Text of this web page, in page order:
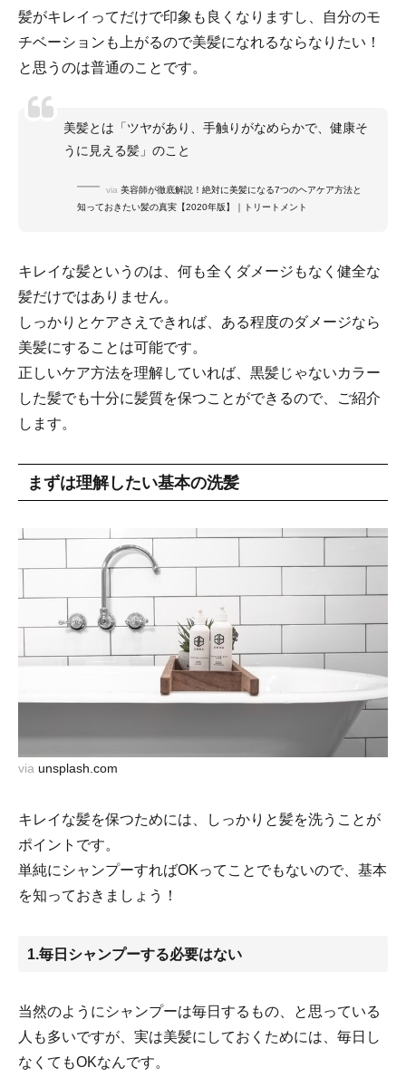
髪がキレイってだけで印象も良くなりますし、自分のモ
チベーションも上がるので美髪になれるならなりたい！
と思うのは普通のことです。
美髪とは「ツヤがあり、手触りがなめらかで、健康そ
うに見える髪」のこと
via 美容師が徹底解説！絶対に美髪になる7つのヘアケア方法と
知っておきたい髪の真実【2020年版】｜トリートメント
キレイな髪というのは、何も全くダメージもなく健全な
髪だけではありません。
しっかりとケアさえできれば、ある程度のダメージなら
美髪にすることは可能です。
正しいケア方法を理解していれば、黒髪じゃないカラー
した髪でも十分に髪質を保つことができるので、ご紹介
します。
まずは理解したい基本の洗髪
via unsplash.com
キレイな髪を保つためには、しっかりと髪を洗うことが
ポイントです。
単純にシャンプーすればOKってことでもないので、基本
を知っておきましょう！
1.毎日シャンプーする必要はない
当然のようにシャンプーは毎日するもの、と思っている
人も多いですが、実は美髪にしておくためには、毎日し
なくてもOKなんです。